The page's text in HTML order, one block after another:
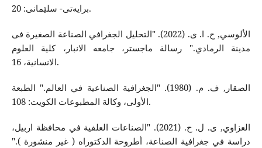
برایەتی- سلێمانی: 20.
الألوسي, ح. ا. ی. (2022). "التحلیل الجغرافي الصناعة الصغیرة فی
مدینة الرمادي." رسالة ماجستر، جامعە الانبار، کلیة العلوم
الانسانیة، 16.
الصقار, ف. م. (1980). "الجغرافیة الصناعیة في العالم." الطبعة
الأولی، وکالة المطبوعات الکویت: 108.
العزاوي, ی. ل. ح. (2021). "الصناعات العلفیة في محافظة اربیل،
دراسة في جغرافیة الصناعة، أطروحة الدکتوراە ( غیر منشورة )."